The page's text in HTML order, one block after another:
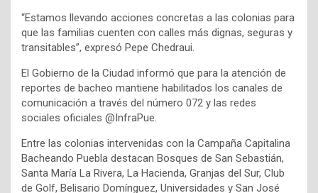
“Estamos llevando acciones concretas a las colonias para
que las familias cuenten con calles más dignas, seguras y
transitables”, expresó Pepe Chedraui.
El Gobierno de la Ciudad informó que para la atención de
reportes de bacheo mantiene habilitados los canales de
comunicación a través del número 072 y las redes
sociales oficiales @InfraPue.
Entre las colonias intervenidas con la Campaña Capitalina
Bacheando Puebla destacan Bosques de San Sebastián,
Santa María La Rivera, La Hacienda, Granjas del Sur, Club
de Golf, Belisario Domínguez, Universidades y San José